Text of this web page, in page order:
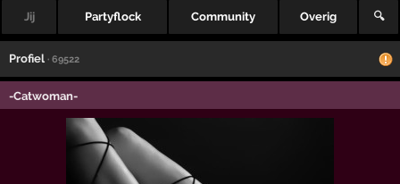
Jij Partyflock Community Overig 🔍
Profiel · 69522
-Catwoman-